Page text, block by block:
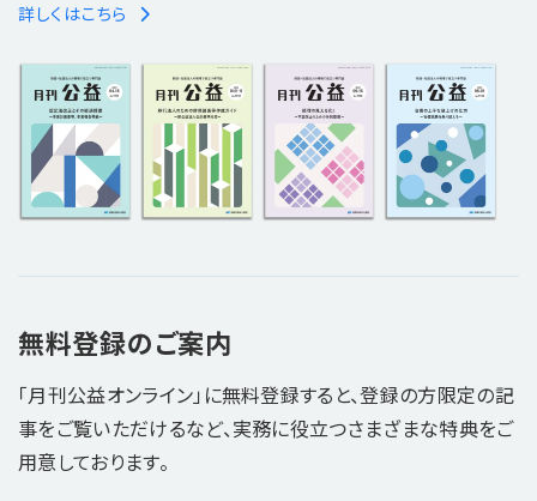
詳しくはこちら
無料登録のご案内
「月刊公益オンライン」に無料登録すると、登録の方限定の記
事をご覧いただけるなど、実務に役立つさまざまな特典をご
用意しております。